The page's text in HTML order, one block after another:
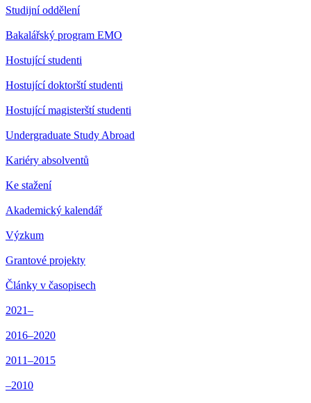
Studijní oddělení
Bakalářský program EMO
Hostující studenti
Hostující doktorští studenti
Hostující magisterští studenti
Undergraduate Study Abroad
Kariéry absolventů
Ke stažení
Akademický kalendář
Výzkum
Grantové projekty
Články v časopisech
2021–
2016–2020
2011–2015
–2010